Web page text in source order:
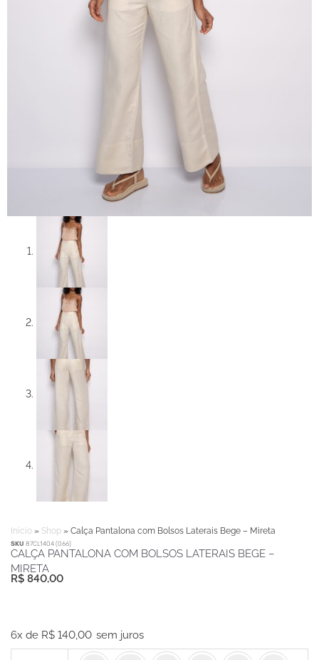
Início » Shop » Calça Pantalona com Bolsos Laterais Bege – Mireta
SKU 87CL1404 (066)
CALÇA PANTALONA COM BOLSOS LATERAIS BEGE –
MIRETA
R$ 840,00
6x de R$ 140,00 sem juros
Pantalona
com